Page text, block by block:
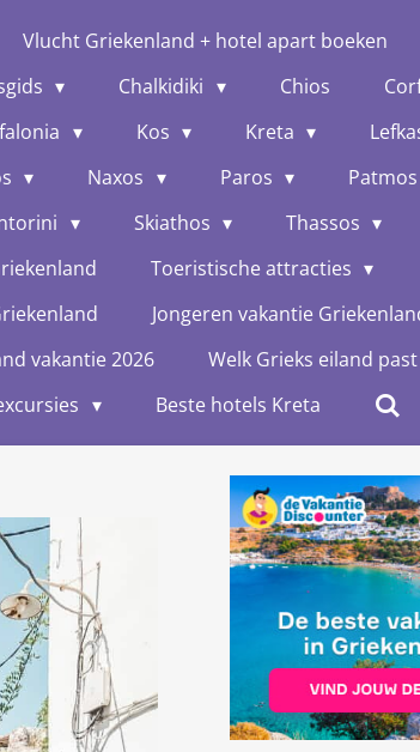
Vlucht Griekenland + hotel apart boeken
Chalkidiki Chios
Kos Kreta
Naxos Paros
Patmos
Skiathos
Thassos
Toeristische attracties
Jongeren vakantie
vakantie 2026
Welk Grieks eiland
Beste hotels Kreta